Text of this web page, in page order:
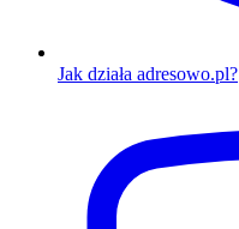
Jak działa adresowo.pl?